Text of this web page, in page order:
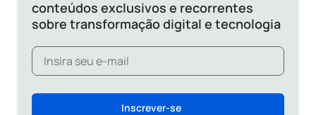
conteúdos exclusivos e recorrentes
sobre transformação digital e tecnologia
Inscrever-se